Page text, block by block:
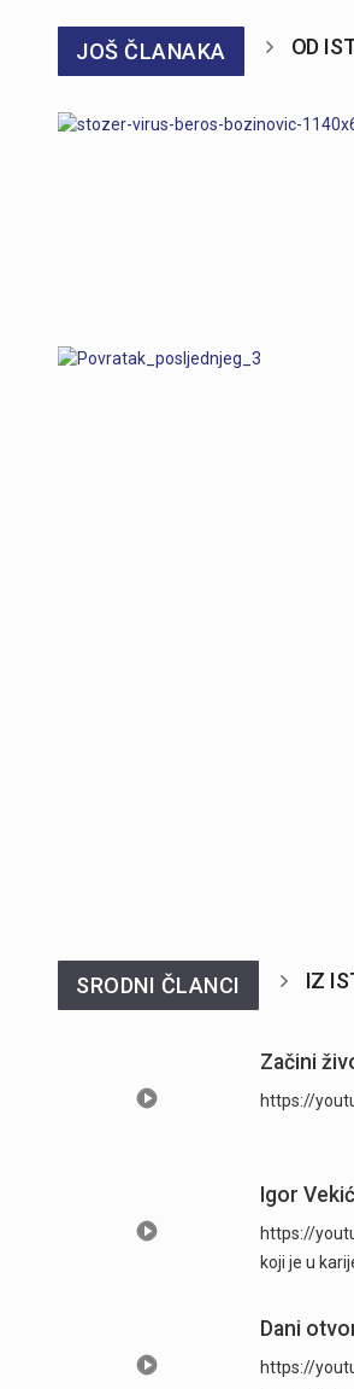
JOŠ ČLANAKA OD
SRODNI ČLANCI IZ
Začini
https://
Igor
https://
koji je u
Dani
https://